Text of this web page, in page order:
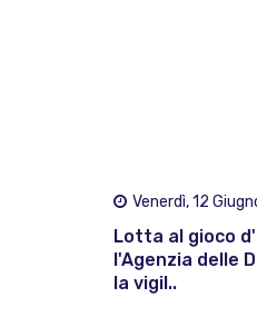
Venerdì, 12
Lotta al gioco
l'Agenzia delle
la vigil..